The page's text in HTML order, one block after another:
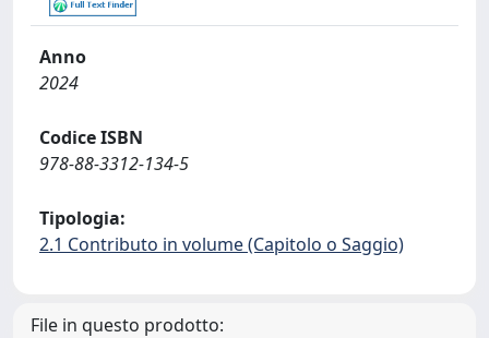
Anno
2024
Codice ISBN
978-88-3312-134-5
Tipologia:
2.1 Contributo in volume (Capitolo o Saggio)
File in questo prodotto: